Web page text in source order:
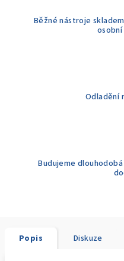
Běžné nástroje
Odladění
Budujeme
Popis Diskuze